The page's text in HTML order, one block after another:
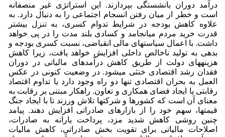
درآمد دوران بانشستگی بپردازند. این استراتژی غیر منصفانه
است و خطر از میان رفتن انسجام اجتماعی را به دنبال دارد. به
علاوه کاهش بودجه در شرایط تدوام کسری، به تنزل بیشتر
قدرت خرید مردم می­انجامد و کسادی بلند مدت را در پی خواهد
داشت. با اعمال سیاست­های مالی انقباضی، نسبت کسری بودجه و
بدهی به تولید ناخالص داخلی افزایش خواهد یافت، زیرا کاهش
هزینه­های دولت از طریق کاهش­ درآمد­های مالیاتی در دوران
فقدان رشد اقتصادی خنثی می­شود. در وضعیت کنونی در عکس
العمل به بحران اقتصادی تنها دو راه وجود دارد یا تداوم اقتصاد
رقابتی یا ایجاد فضای همکاری و تعاون. راهکار مبتنی بر رقابت به
معنای آن است که کشورها و شرکت­ها تلاش ورزند تا با ایجاد جنگ
قیمت­ها، سهم خود را از بازارهای صادراتی افزایش دهند. پیامد
چنین روشی کاهش شدید مزد، پرداخت یارانه به صادرات،
اصلاحات مالیاتی برای تقویت بخش صادراتی، کاهش مالیات